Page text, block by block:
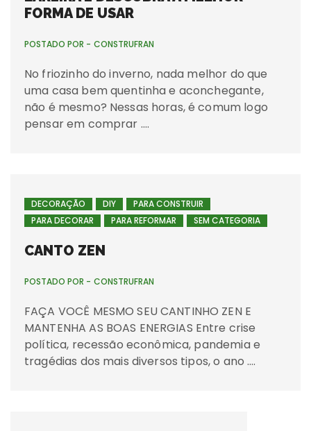
FORMA DE USAR
POSTADO POR - CONSTRUFRAN
No friozinho do inverno, nada melhor do que
uma casa bem quentinha e aconchegante,
não é mesmo? Nessas horas, é comum logo
pensar em comprar ….
DECORAÇÃO DIY
PARA CONSTRUIR
PARA DECORAR
PARA REFORMAR SEM CATEGORIA
CANTO ZEN
POSTADO POR - CONSTRUFRAN
FAÇA VOCÊ MESMO SEU CANTINHO ZEN E
MANTENHA AS BOAS ENERGIAS Entre crise
política, recessão econômica, pandemia e
tragédias dos mais diversos tipos, o ano ….